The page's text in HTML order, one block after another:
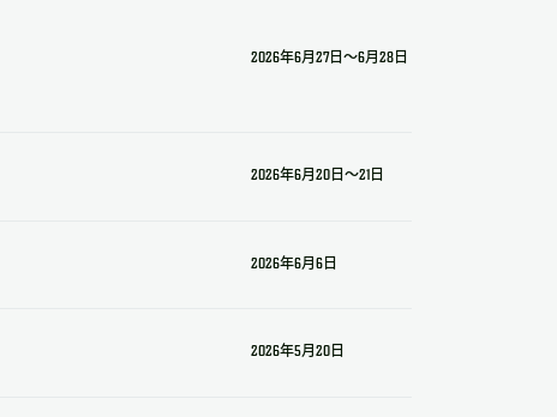
2026年6月27日～6月28日
2026年6月20日～21日
2026年6月6日
2026年5月20日